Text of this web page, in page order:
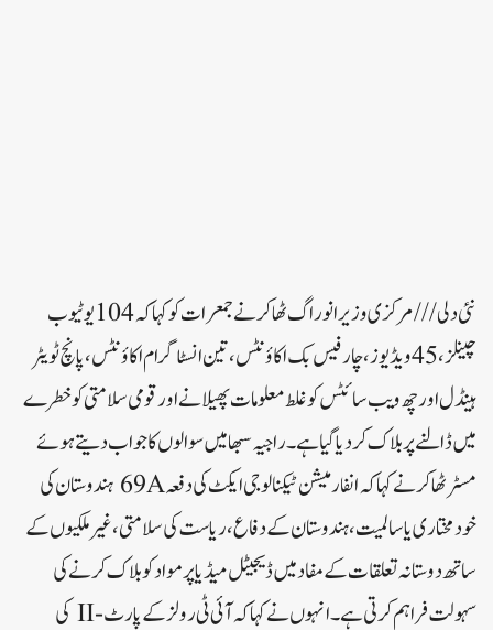
نئی دلی///مرکزی وزیر انوراگ ٹھاکر نے جمعرات کو کہا کہ 104 یوٹیوب
چینلز، 45 ویڈیوز، چار فیس بک اکاؤنٹس، تین انسٹاگرام اکاؤنٹس، پانچ ٹویٹر
ہینڈل اور چھ ویب سائٹس کو غلط معلومات پھیلانے اور قومی سلامتی کو خطرے
میں ڈالنے پر بلاک کر دیا گیا ہے۔راجیہ سبھا میں سوالوں کا جواب دیتے ہوئے
مسٹر ٹھاکر نے کہا کہ انفارمیشن ٹیکنالوجی ایکٹ کی دفعہ 69A ہندوستان کی
خودمختاری یا سالمیت، ہندوستان کے دفاع، ریاست کی سلامتی، غیر ملکیوں کے
ساتھ دوستانہ تعلقات کے مفاد میں ڈیجیٹل میڈیا پر مواد کو بلاک کرنے کی
سہولت فراہم کرتی ہے۔ انہوں نے کہا کہ آئی ٹی رولز کے پارٹ-II کی